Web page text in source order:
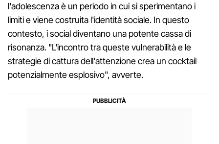
l'adolescenza è un periodo in cui si sperimentano i
limiti e viene costruita l'identità sociale. In questo
contesto, i social diventano una potente cassa di
risonanza. "L'incontro tra queste vulnerabilità e le
strategie di cattura dell'attenzione crea un cocktail
potenzialmente esplosivo", avverte.